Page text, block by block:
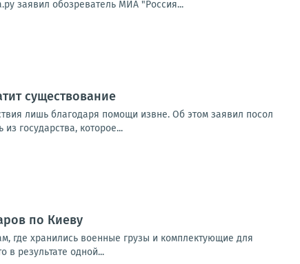
заявил обозреватель МИА "Россия...
существование
лишь благодаря помощи извне. Об этом заявил посол
государства, которое...
по Киеву
где хранились военные грузы и комплектующие для
результате одной...